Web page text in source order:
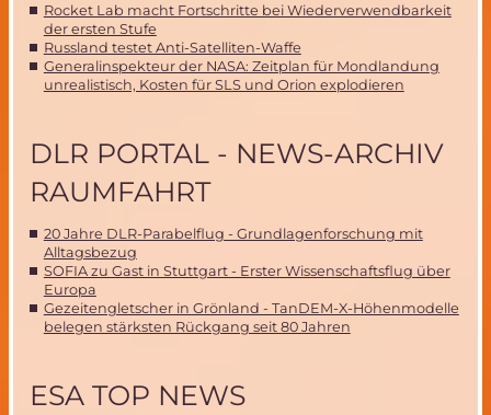
Rocket Lab macht Fortschritte bei Wiederverwendbarkeit
der ersten Stufe
Russland testet Anti-Satelliten-Waffe
Generalinspekteur der NASA: Zeitplan für Mondlandung
unrealistisch, Kosten für SLS und Orion explodieren
DLR PORTAL - NEWS-ARCHIV
RAUMFAHRT
20 Jahre DLR-Parabelflug - Grundlagenforschung mit
Alltagsbezug
SOFIA zu Gast in Stuttgart - Erster Wissenschaftsflug über
Europa
Gezeitengletscher in Grönland - TanDEM-X-Höhenmodelle
belegen stärksten Rückgang seit 80 Jahren
ESA TOP NEWS